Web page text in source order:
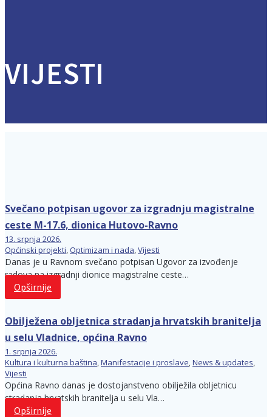
VIJESTI
Svečano potpisan ugovor za izgradnju magistralne
ceste M-17.6, dionica Hutovo-Ravno
13. srpnja 2026.
Općinski projekti, Optimizam i nada,Vijesti
Danas je u Ravnom svečano potpisan Ugovor za izvođenje
radova na izgradnji dionice magistralne ceste…
Opširnije
Obilježena obljetnica stradanja hrvatskih branitelja
u selu Vladnice, općina Ravno
1. srpnja 2026.
Kultura i kulturna baština,Manifestacije i proslave,News & updates,
Vijesti
Općina Ravno danas je dostojanstveno obilježila obljetnicu
stradanja hrvatskih branitelja u selu Vla…
Opširnije